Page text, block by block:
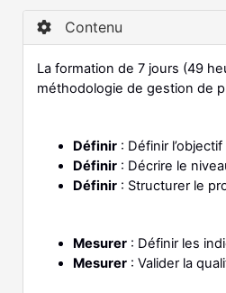
Contenu
La formation de 7 jours (49
méthodologie de gestion de
Définir : Définir
Définir : Décrire le
Définir : Structurer le
Mesurer : Définir les
Mesurer : Valider la